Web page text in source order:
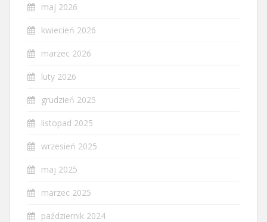
maj 2026
kwiecień 2026
marzec 2026
luty 2026
grudzień 2025
listopad 2025
wrzesień 2025
maj 2025
marzec 2025
październik 2024